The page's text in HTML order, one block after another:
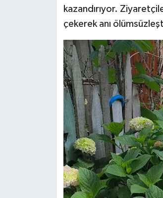
kazandırıyor.
çekerek anı